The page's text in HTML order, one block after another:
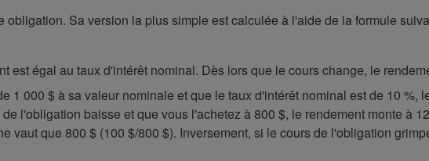
Sa version la plus simple est calculée à l'aide de la formule
est égal au taux d'intérêt nominal. Dès lors que le cours change, le
1 000 $ à sa valeur nominale et que le taux d'intérêt nominal est de 10 %,
l'obligation baisse et que vous l'achetez à 800 $, le rendement monte à
vaut que 800 $ (100 $/800 $). Inversement, si le cours de l'obligation